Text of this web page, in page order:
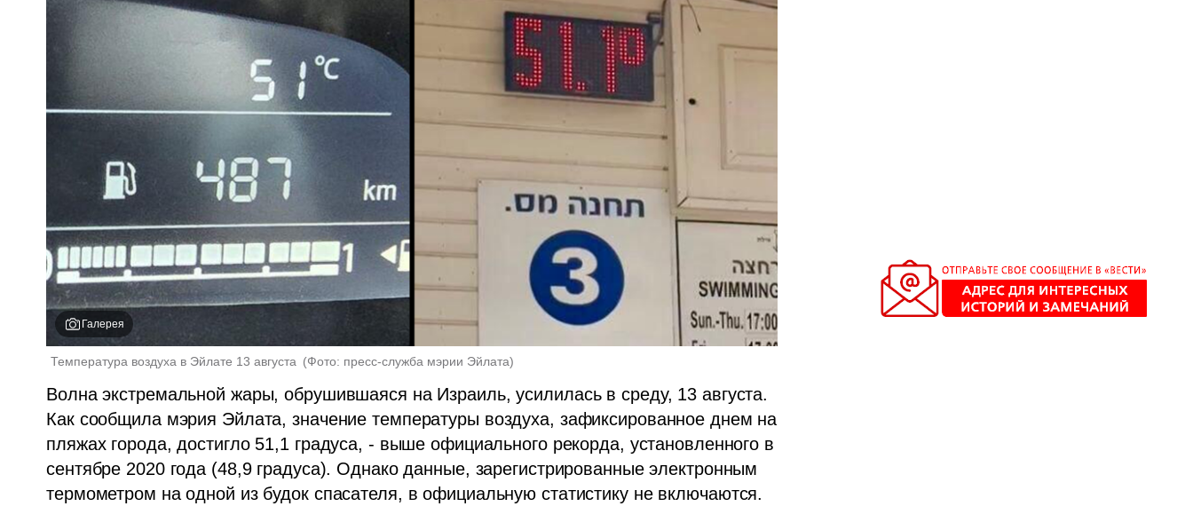
Галерея
Температура воздуха в Эйлате 13 августа (Фото: пресс-служба мэрии Эйлата)
Волна экстремальной жары, обрушившаяся на Израиль, усилилась в среду, 13 августа.
Как сообщила мэрия Эйлата, значение температуры воздуха, зафиксированное днем на
пляжах города, достигло 51,1 градуса, - выше официального рекорда, установленного в
сентябре 2020 года (48,9 градуса). Однако данные, зарегистрированные электронным
термометром на одной из будок спасателя, в официальную статистику не включаются.